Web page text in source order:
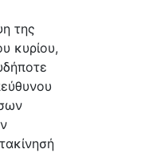
της
κυρίου,